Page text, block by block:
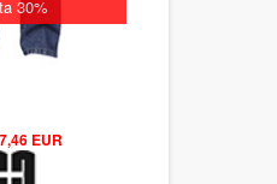
30%
5
EUR